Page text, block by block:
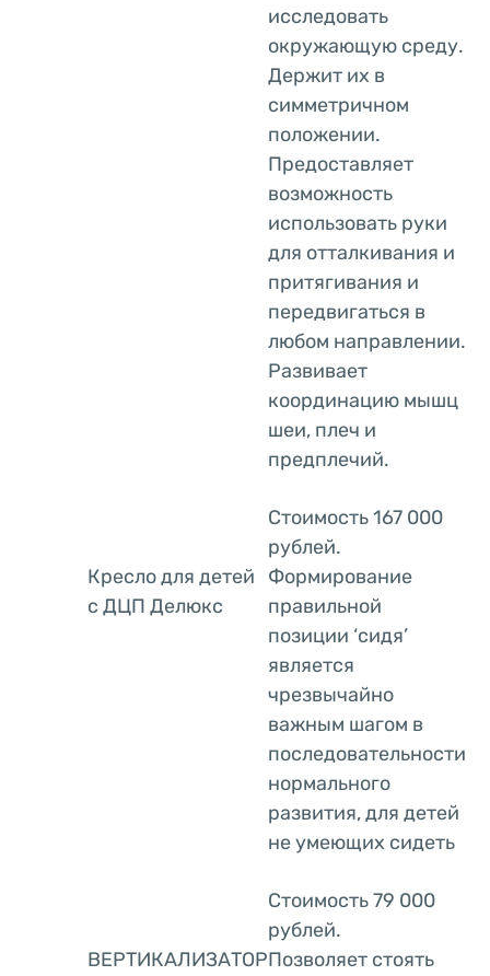
исследовать
окружающую среду.
Держит их в
симметричном
положении.
Предоставляет
возможность
использовать руки
для отталкивания и
притягивания и
передвигаться в
любом направлении.
Развивает
координацию мышц
шеи, плеч и
предплечий.
Стоимость 167 000
рублей.
Кресло для детей
с ДЦП Делюкс
Формирование
правильной
позиции ‘сидя’
является
чрезвычайно
важным шагом в
последовательности
нормального
развития, для детей
не умеющих сидеть
Стоимость 79 000
рублей.
ВЕРТИКАЛИЗАТОРПозволяет стоять